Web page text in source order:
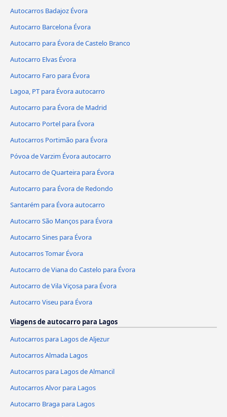
Autocarros Badajoz Évora
Autocarro Barcelona Évora
Autocarro para Évora de Castelo Branco
Autocarro Elvas Évora
Autocarro Faro para Évora
Lagoa, PT para Évora autocarro
Autocarro para Évora de Madrid
Autocarro Portel para Évora
Autocarros Portimão para Évora
Póvoa de Varzim Évora autocarro
Autocarro de Quarteira para Évora
Autocarro para Évora de Redondo
Santarém para Évora autocarro
Autocarro São Manços para Évora
Autocarro Sines para Évora
Autocarros Tomar Évora
Autocarro de Viana do Castelo para Évora
Autocarro de Vila Viçosa para Évora
Autocarro Viseu para Évora
Viagens de autocarro para Lagos
Autocarros para Lagos de Aljezur
Autocarros Almada Lagos
Autocarros para Lagos de Almancil
Autocarros Alvor para Lagos
Autocarro Braga para Lagos